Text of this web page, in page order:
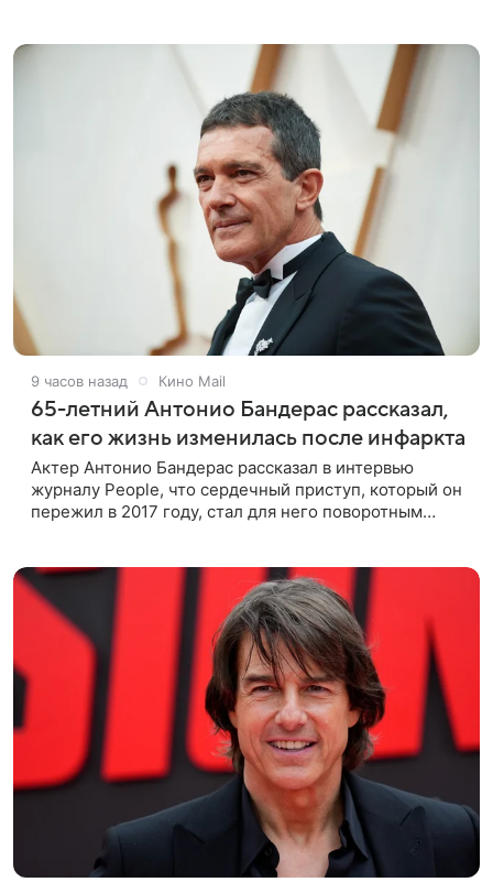
9 часов назад Кино Mail
65-летний Антонио Бандерас рассказал,
как его жизнь изменилась после инфаркта
Актер Антонио Бандерас рассказал в интервью
журналу People, что сердечный приступ, который он
пережил в 2017 году, стал для него поворотным